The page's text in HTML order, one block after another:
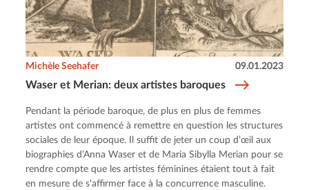
Waser et Merian: deux artistes baroques
Michèle Seehafer 09.01.2023
Pendant la période baroque, de plus en plus de femmes
artistes ont commencé à remettre en question les structures
sociales de leur époque. Il suffit de jeter un coup d’œil aux
biographies d’Anna Waser et de Maria Sibylla Merian pour se
rendre compte que les artistes féminines étaient tout à fait
en mesure de s'affirmer face à la concurrence masculine.